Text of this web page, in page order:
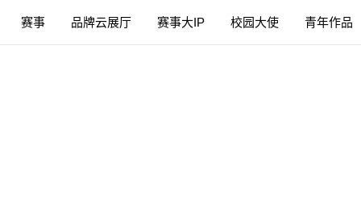
赛事 品牌云展厅 赛事大IP 校园大使 青年作品